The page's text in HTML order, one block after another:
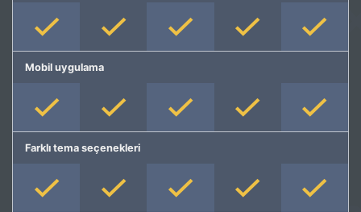
Mobil uygulama
Farklı tema seçenekleri